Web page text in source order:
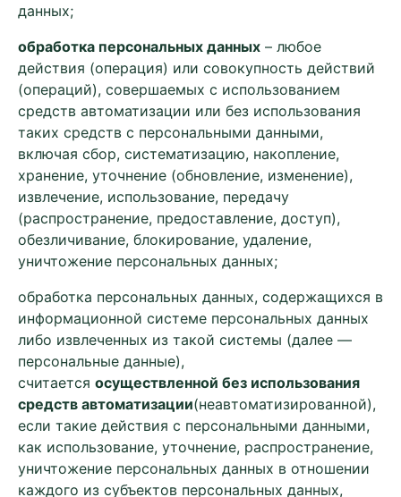
данных;
обработка персональных данных – любое
действия (операция) или совокупность действий
(операций), совершаемых с использованием
средств автоматизации или без использования
таких средств с персональными данными,
включая сбор, систематизацию, накопление,
хранение, уточнение (обновление, изменение),
извлечение, использование, передачу
(распространение, предоставление, доступ),
обезличивание, блокирование, удаление,
уничтожение персональных данных;
обработка персональных данных, содержащихся в
информационной системе персональных данных
либо извлеченных из такой системы (далее —
персональные данные),
считается осуществленной без использования
средств автоматизации(неавтоматизированной),
если такие действия с персональными данными,
как использование, уточнение, распространение,
уничтожение персональных данных в отношении
каждого из субъектов персональных данных,